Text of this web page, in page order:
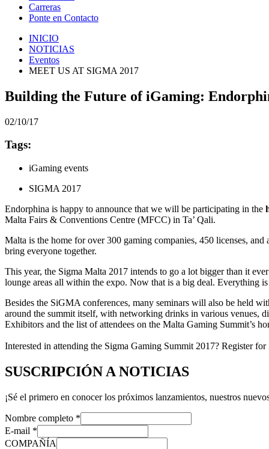
Carreras
Ponte en Contacto
INICIO
NOTICIAS
Eventos
MEET US AT SIGMA 2017
Building the Future of iGaming:
02/10/17
Tags:
iGaming events
SIGMA 2017
Endorphina is happy to announce that we will be participating in the
Malta Fairs & Conventions Centre (MFCC) in Ta’ Qali.
Malta is the home for over 300 gaming companies, 450 licenses,
bring everyone together.
This year, the Sigma Malta 2017 intends to go a lot bigger than it
lounge areas all within the expo. Now that is a big deal. Everything
Besides the SiGMA conferences, many seminars will also be held
around the summit itself, with networking drinks in various venues,
Exhibitors and the list of attendees on the Malta Gaming Summit’s
Interested in attending the Sigma Gaming Summit 2017? Register for
SUSCRIPCIÓN A NOTICIAS
¡Sé el primero en conocer los próximos lanzamientos, nuestros
Nombre completo *
E-mail *
COMPAÑÍA